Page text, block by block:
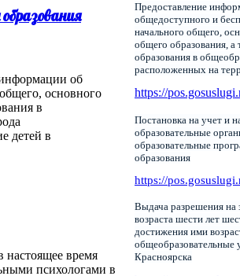
об
основного
в
детей в
время
психологами в
Предоставление
общедоступного и
начального общего,
общего образования, а
образования в
расположенных на
https://
Постановка на учет и
образовательные
образовательные
образования
https://
Выдача разрешения на
возраста шести лет
достижения ими
общеобразовательные
Красноярска